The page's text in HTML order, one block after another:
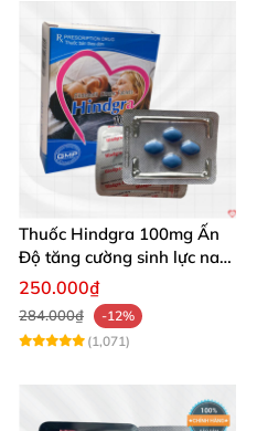
Thuốc Hindgra 100mg Ấn
Độ tăng cường sinh lực nam
chống xuất tinh sớm
250.000₫
284.000₫
-12%
(1,071)